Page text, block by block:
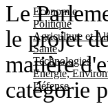
Economie
Politique
Agriculture et
Santé
Technologies
Energie,
Défense
Le
le projet
matière
catégorie